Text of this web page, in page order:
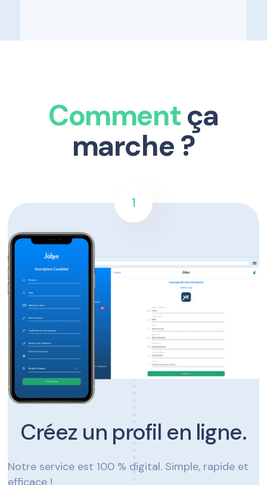
Commentça
marche ?
Créez un profil en ligne.
Notre service est 100 % digital. Simple, rapide et
efficace !
1